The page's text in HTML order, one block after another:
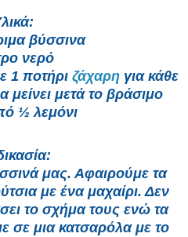
βύσσινα
νερό
1 ποτήρι ζάχαρη για κάθε
μετά το βράσιμο
½ λεμόνι
μας. Αφαιρούμε τα
με ένα μαχαίρι. Δεν
το σχήμα τους ενώ τα
σε μια κατσαρόλα με το